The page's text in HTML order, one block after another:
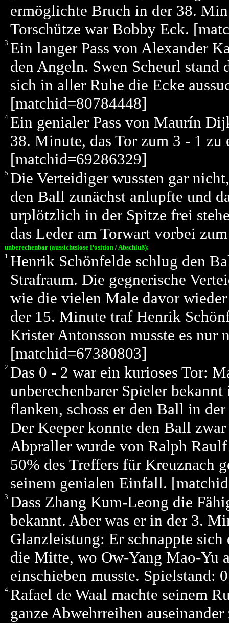
ermöglichte Bruch in der 38.
Torschütze war Bobby Eck.
3.Ein langer Pass von Alexander
den Angeln. Swen Scheurl
sich in aller Ruhe die Ecke
[matchid=80784448]
4.Ein genialer Pass von Maurín
38. Minute, das Tor zum 3 - 1
[matchid=69286329]
5.Die Verteidiger wussten gar
den Ball zunächst anlupfte und
urplötzlich in der Spitze frei
das Leder am Torwart vorbei
unberechenbar (aussichtslose Position / Abschluß):
1.Henrik Schönfelde schlug den
Strafraum. Die gegnerische
wie die vielen Male davor
der 15. Minute traf Henrik
Krister Antonsson musste es nur
[matchid=67380803]
2.Das 0 - 2 war ein kurioses Tor:
unberechenbarer Spieler
flanken, schoss er den Ball in
Der Keeper konnte den Ball
Abpraller wurde von Ralph
50% des Treffers für Kreuznach
seinem genialen Einfall.
3.Dass Zhang Kum-Leong die
bekannt. Aber was er in der 3.
Glanzleistung: Er schnappte
die Mitte, wo Ow-Yang Mao-Yu
einschieben musste. Spielstand:
4.Rafael de Waal machte seinem
ganze Abwehrreihen